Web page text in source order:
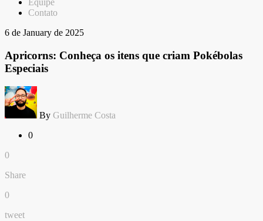
Equipe
Contato
6 de January de 2025
Apricorns: Conheça os itens que criam Pokébolas
Especiais
By Guilherme Costa
0
0
Share
0
tweet